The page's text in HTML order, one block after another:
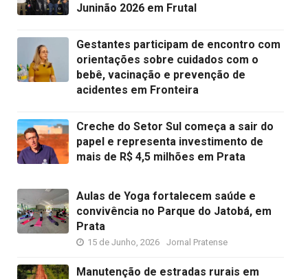
Juninão 2026 em Frutal
Gestantes participam de encontro com
orientações sobre cuidados com o
bebê, vacinação e prevenção de
acidentes em Fronteira
Creche do Setor Sul começa a sair do
papel e representa investimento de
mais de R$ 4,5 milhões em Prata
Aulas de Yoga fortalecem saúde e
convivência no Parque do Jatobá, em
Prata
15 de Junho, 2026 Jornal Pratense
Manutenção de estradas rurais em